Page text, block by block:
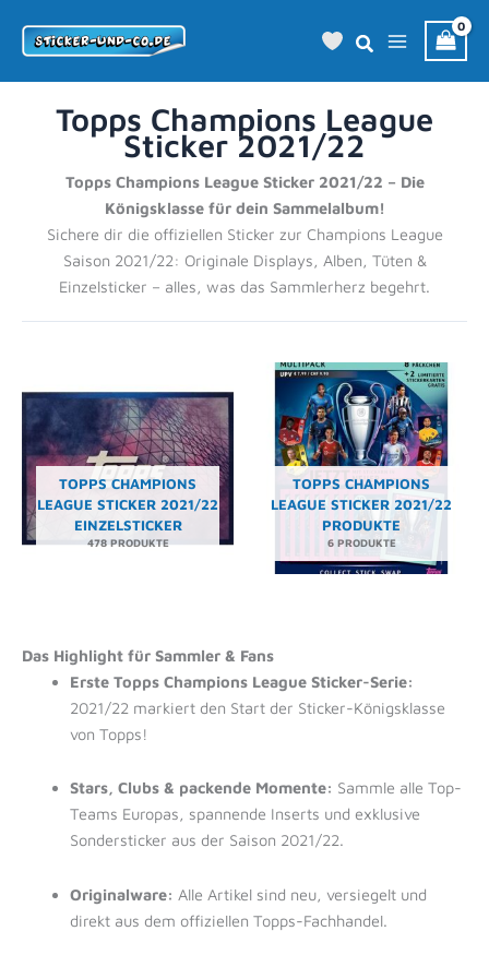
Inhalt
Topps Champions League
Sticker 2021/22
Topps Champions League Sticker 2021/22 – Die
Königsklasse für dein Sammelalbum!
Sichere dir die offiziellen Sticker zur Champions League
Saison 2021/22: Originale Displays, Alben, Tüten &
Einzelsticker – alles, was das Sammlerherz begehrt.
TOPPS CHAMPIONS
LEAGUE STICKER 2021/22
EINZELSTICKER
478 PRODUKTE
TOPPS CHAMPIONS
LEAGUE STICKER 2021/22
PRODUKTE
6 PRODUKTE
Das Highlight für Sammler & Fans
Erste Topps Champions League Sticker-Serie:
2021/22 markiert den Start der Sticker-Königsklasse
von Topps!
Stars, Clubs & packende Momente: Sammle alle Top-
Teams Europas, spannende Inserts und exklusive
Sondersticker aus der Saison 2021/22.
Originalware: Alle Artikel sind neu, versiegelt und
direkt aus dem offiziellen Topps-Fachhandel.